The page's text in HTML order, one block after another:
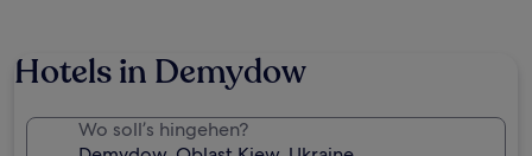
Hotels in Demydow
Wo soll’s hingehen?